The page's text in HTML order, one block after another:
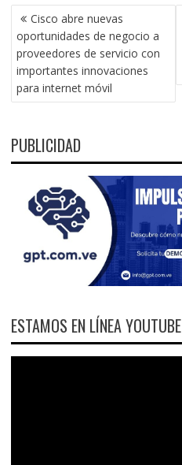
NAVEGACIÓN
DE
ENTRADAS
Cisco abre nuevas
oportunidades de negocio a
proveedores de servicio con
importantes innovaciones
para internet móvil
PUBLICIDAD
ESTAMOS EN LÍNEA YOUTUBE